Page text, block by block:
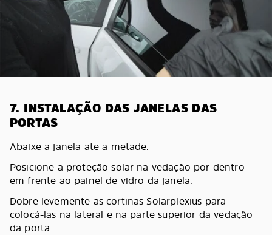
7. INSTALAÇÃO DAS JANELAS DAS
PORTAS
Abaixe a janela ate a metade.
Posicione a proteção solar na vedação por dentro
em frente ao painel de vidro da janela.
Dobre levemente as cortinas Solarplexius para
colocá-las na lateral e na parte superior da vedação
da porta